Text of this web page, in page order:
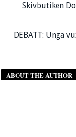
Skivbutiken
DEBATT: Unga
ABOUT THE AUTHOR